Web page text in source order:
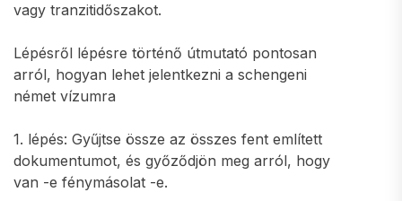
vagy tranzitidőszakot.
Lépésről lépésre történő útmutató pontosan
arról, hogyan lehet jelentkezni a schengeni
német vízumra
1. lépés: Gyűjtse össze az összes fent említett
dokumentumot, és győződjön meg arról, hogy
van -e fénymásolat -e.